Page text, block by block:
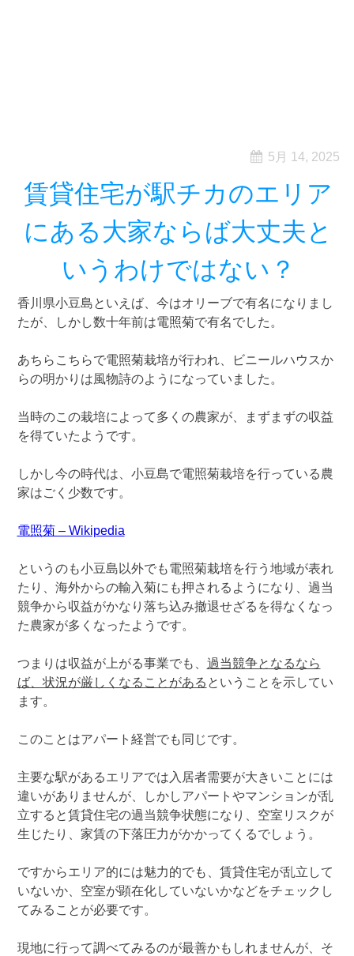
5月 14, 2025
賃貸住宅が駅チカのエリア
にある大家ならば大丈夫と
いうわけではない？
香川県小豆島といえば、今はオリーブで有名になりまし
たが、しかし数十年前は電照菊で有名でした。
あちらこちらで電照菊栽培が行われ、ビニールハウスか
らの明かりは風物詩のようになっていました。
当時のこの栽培によって多くの農家が、まずまずの収益
を得ていたようです。
しかし今の時代は、小豆島で電照菊栽培を行っている農
家はごく少数です。
電照菊 – Wikipedia
というのも小豆島以外でも電照菊栽培を行う地域が表れ
たり、海外からの輸入菊にも押されるようになり、過当
競争から収益がかなり落ち込み撤退せざるを得なくなっ
た農家が多くなったようです。
つまりは収益が上がる事業でも、 過当競争となるなら
ば、状況が厳しくなることがある ということを示してい
ます。
このことはアパート経営でも同じです。
主要な駅があるエリアでは入居者需要が大きいことには
違いがありませんが、しかしアパートやマンションが乱
立すると賃貸住宅の過当競争状態になり、空室リスクが
生じたり、家賃の下落圧力がかかってくるでしょう。
ですからエリア的には魅力的でも、賃貸住宅が乱立して
いないか、空室が顕在化していないかなどをチェックし
てみることが必要です。
現地に行って調べてみるのが最善かもしれませんが、そ